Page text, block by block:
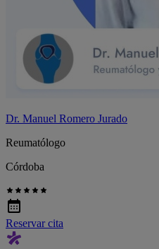
Dr. Manuel Romero Jurado
Reumatólogo
Córdoba
Reservar cita